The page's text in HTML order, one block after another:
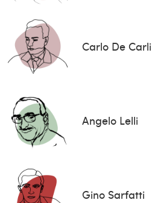
Carlo De Carli
Angelo Lelli
Gino Sarfatti